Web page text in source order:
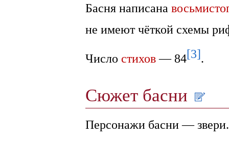
Басня написана
не имеют чёткой схемы
Число стихов— 84[3].
Сюжет басни
Персонажи басни — звери.